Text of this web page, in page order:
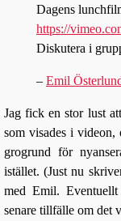
Dagens
https://
Diskutera i
– Emil
Jag fick en stor lust
som visades i videon,
grogrund för
istället. (Just nu
med Emil.
senare tillfälle om det